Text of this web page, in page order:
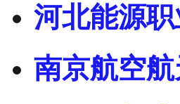
河北能源
南京航空